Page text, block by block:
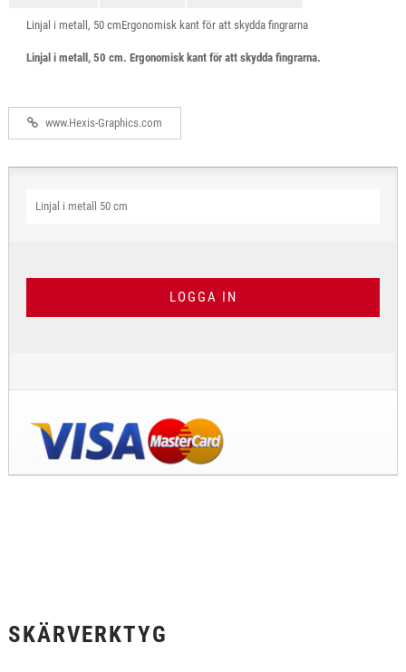
Linjal i metall, 50 cmErgonomisk kant för att skydda fingrarna
Linjal i metall, 50 cm. Ergonomisk kant för att skydda fingrarna.
www.Hexis-Graphics.com
Linjal i metall 50 cm
LOGGA IN
SKÄRVERKTYG